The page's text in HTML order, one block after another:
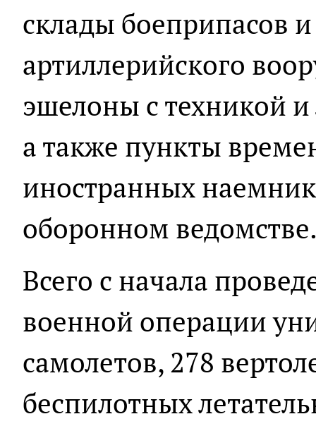
склады боеприпасов
артиллерийского
эшелоны с техникой
а также пункты
иностранных
оборонном
Всего с начала
военной операции
самолетов, 278
беспилотных